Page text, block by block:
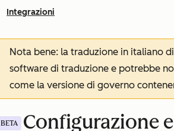
Integrazioni
Nota bene: la traduzione in italiano
software di traduzione e potrebbe
come la versione di governo
BETA
Configurazione